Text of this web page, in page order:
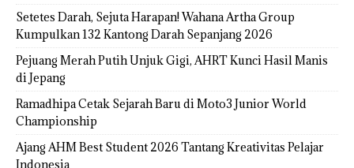
Setetes Darah, Sejuta Harapan! Wahana Artha Group
Kumpulkan 132 Kantong Darah Sepanjang 2026
Pejuang Merah Putih Unjuk Gigi, AHRT Kunci Hasil Manis
di Jepang
Ramadhipa Cetak Sejarah Baru di Moto3 Junior World
Championship
Ajang AHM Best Student 2026 Tantang Kreativitas Pelajar
Indonesia